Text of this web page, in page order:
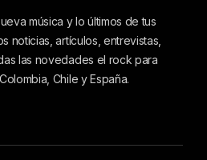
música y lo últimos de tus
noticias, artículos, entrevistas,
las novedades el rock para
Chile y España.